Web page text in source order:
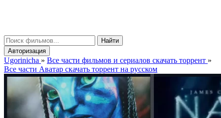
Найти
Авторизация
Ugorinicha » Все части фильмов и сериалов скачать торрент »
Все части Аватар скачать торрент на русском